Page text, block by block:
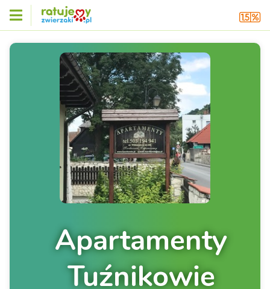
Apartamenty
Tuźnikowie